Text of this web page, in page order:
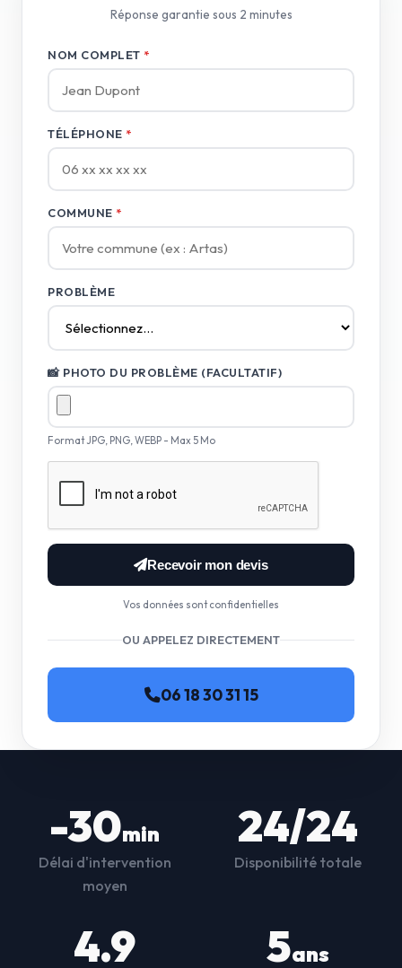
Réponse garantie sous 2 minutes
NOM COMPLET *
TÉLÉPHONE *
COMMUNE *
PROBLÈME
📸 PHOTO DU PROBLÈME (FACULTATIF)
Format JPG, PNG, WEBP - Max 5 Mo
Recevoir mon devis
Vos données sont confidentielles
OU APPELEZ DIRECTEMENT
06 18 30 31 15
-30min
Délai d'intervention
moyen
24/24
Disponibilité totale
4.9 5ans